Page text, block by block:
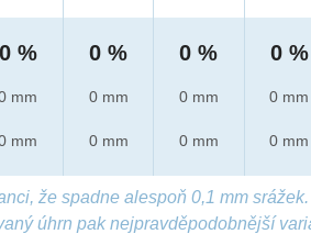
0 %
mm
mm
0 %
0 mm
0 mm
0 %
0 mm
0 mm
0 %
0 mm
0 mm
že spadne alespoň 0,1 mm
úhrn pak nejpravděpodobnější